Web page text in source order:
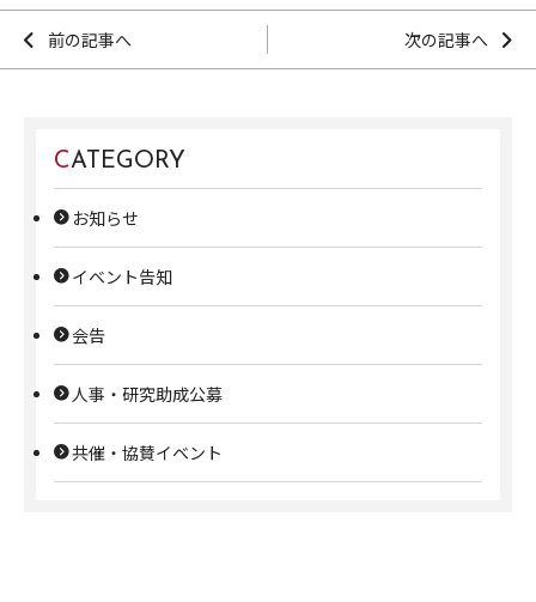
前の記事へ 次の記事へ
CATEGORY
お知らせ
イベント告知
会告
人事・研究助成公募
共催・協賛イベント